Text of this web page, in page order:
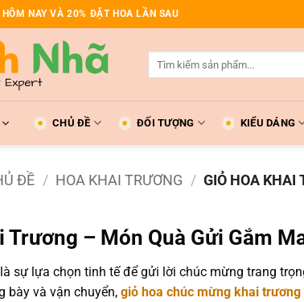
NAY VÀ 20% ĐẶT HOA LẦN SAU
CHỦ ĐỀ ĐỐI TƯỢNG KIỂU DÁNG
ĐỀ / HOA KHAI TRƯƠNG / GIỎ HOA KHAI
Trương – Món Quà Gửi Gắm
là sự lựa chọn tinh tế để gửi lời chúc mừng trang
bày và vận chuyển, giỏ hoa chúc mừng khai trương